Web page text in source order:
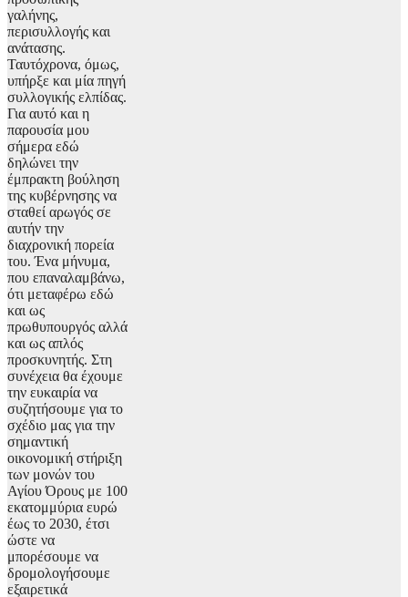
γαλήνης,
περισυλλογής και
ανάτασης.
Ταυτόχρονα, όμως,
υπήρξε και μία πηγή
συλλογικής ελπίδας.
Για αυτό και η
παρουσία μου
σήμερα εδώ
δηλώνει την
έμπρακτη βούληση
της κυβέρνησης να
σταθεί αρωγός σε
αυτήν την
διαχρονική πορεία
του. Ένα μήνυμα,
που επαναλαμβάνω,
ότι μεταφέρω εδώ
και ως
πρωθυπουργός αλλά
και ως απλός
προσκυνητής. Στη
συνέχεια θα έχουμε
την ευκαιρία να
συζητήσουμε για το
σχέδιο μας για την
σημαντική
οικονομική στήριξη
των μονών του
Αγίου Όρους με 100
εκατομμύρια ευρώ
έως το 2030, έτσι
ώστε να
μπορέσουμε να
δρομολογήσουμε
εξαιρετικά